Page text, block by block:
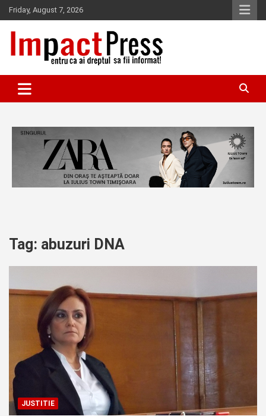
Skip
to
content
Friday, August 7, 2026
IMPACTPRESS
Tag: abuzuri DNA
JUSTITIE